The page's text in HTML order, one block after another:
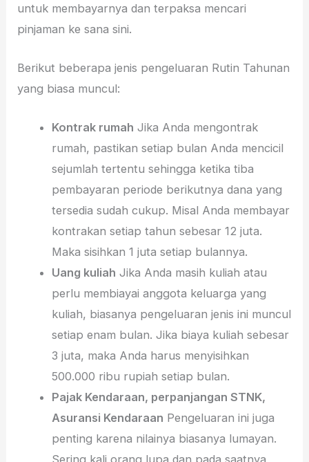
untuk membayarnya dan terpaksa mencari
pinjaman ke sana sini.
Berikut beberapa jenis pengeluaran Rutin Tahunan
yang biasa muncul:
Kontrak rumah Jika Anda mengontrak
rumah, pastikan setiap bulan Anda mencicil
sejumlah tertentu sehingga ketika tiba
pembayaran periode berikutnya dana yang
tersedia sudah cukup. Misal Anda membayar
kontrakan setiap tahun sebesar 12 juta.
Maka sisihkan 1 juta setiap bulannya.
Uang kuliah Jika Anda masih kuliah atau
perlu membiayai anggota keluarga yang
kuliah, biasanya pengeluaran jenis ini muncul
setiap enam bulan. Jika biaya kuliah sebesar
3 juta, maka Anda harus menyisihkan
500.000 ribu rupiah setiap bulan.
Pajak Kendaraan, perpanjangan STNK,
Asuransi Kendaraan Pengeluaran ini juga
penting karena nilainya biasanya lumayan.